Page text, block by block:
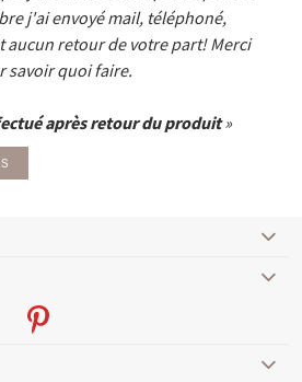
j'ai envoyé mail, téléphoné,
aucun retour de votre part! Merci
savoir quoi faire.
après retour du produit